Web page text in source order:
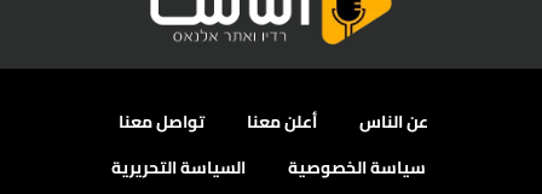
عن الناس أعلن معنا
تواصل معنا
سياسة الخصوصية
السياسة التحريرية